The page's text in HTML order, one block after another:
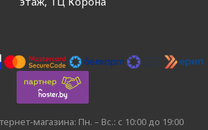
магазина: Пн. – Вс.: с 10:00 до 19:00